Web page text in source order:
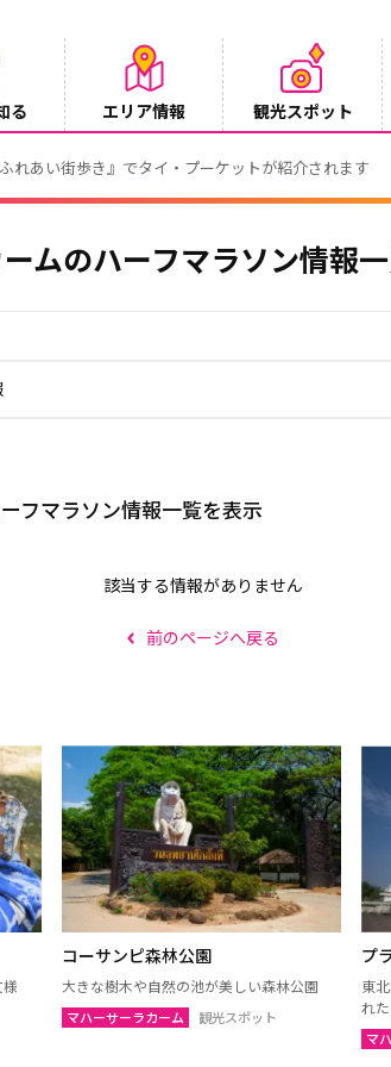
る エリア情報 観光スポット
れあい街歩き』でタイ・プーケットが紹介されます
ムのハーフマラソン情報
フマラソン情報一覧を表示
該当する情報がありません
前のページへ戻る
コーサンピ森林公園
大きな樹木や自然の池が美しい森林公園
マハーサーラカーム 観光スポット
プ
東
れ
マ